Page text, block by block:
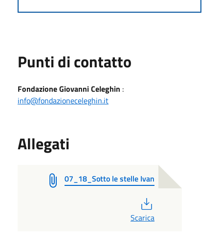
Punti di contatto
Fondazione Giovanni Celeghin :
info@fondazioneceleghin.it
Allegati
07_18_Sotto le stelle Ivan
Scarica